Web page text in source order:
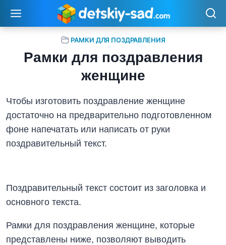
РАМКИ ДЛЯ ПОЗДРАВЛЕНИЯ
Рамки для поздравления
женщине
Чтобы изготовить поздравление женщине
достаточно на предварительно подготовленном
фоне напечатать или написать от руки
поздравительный текст.
Поздравительный текст состоит из заголовка и
основного текста.
Рамки для поздравления женщине, которые
представлены ниже, позволяют выводить